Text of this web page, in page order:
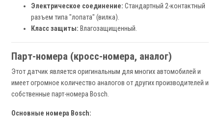
Электрическое соединение: Стандартный 2-контактный
разъем типа "лопата" (вилка).
Класс защиты: Влагозащищенный.
Парт-номера (кросс-номера, аналог)
Этот датчик является оригинальным для многих автомобилей и
имеет огромное количество аналогов от других производителей и
собственные парт-номера Bosch.
Основные номера Bosch: